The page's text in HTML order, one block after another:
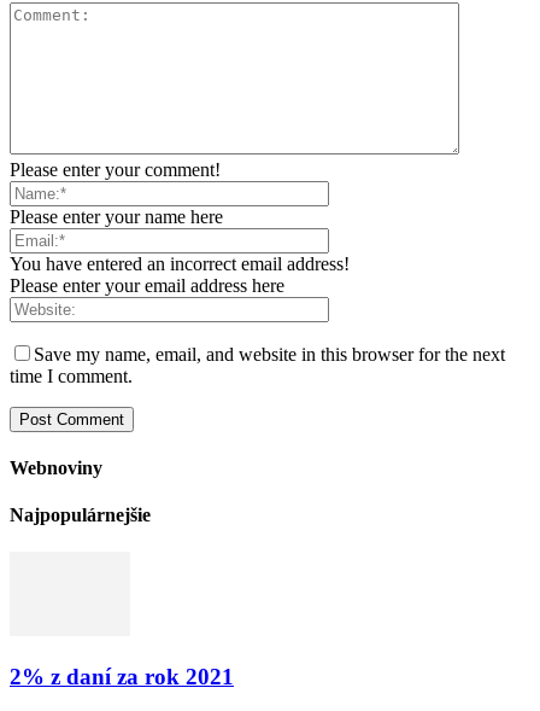
Please enter your comment!
Please enter your name here
You have entered an incorrect email address!
Please enter your email address here
Save my name, email, and website in this browser for the next
time I comment.
Webnoviny
Najpopulárnejšie
2% z daní za rok 2021